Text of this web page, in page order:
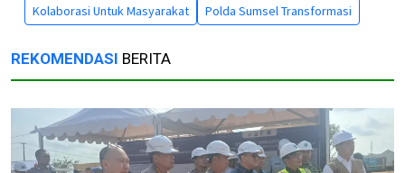
Kolaborasi Untuk Masyarakat
Polda Sumsel Transformasi
REKOMENDASI BERITA